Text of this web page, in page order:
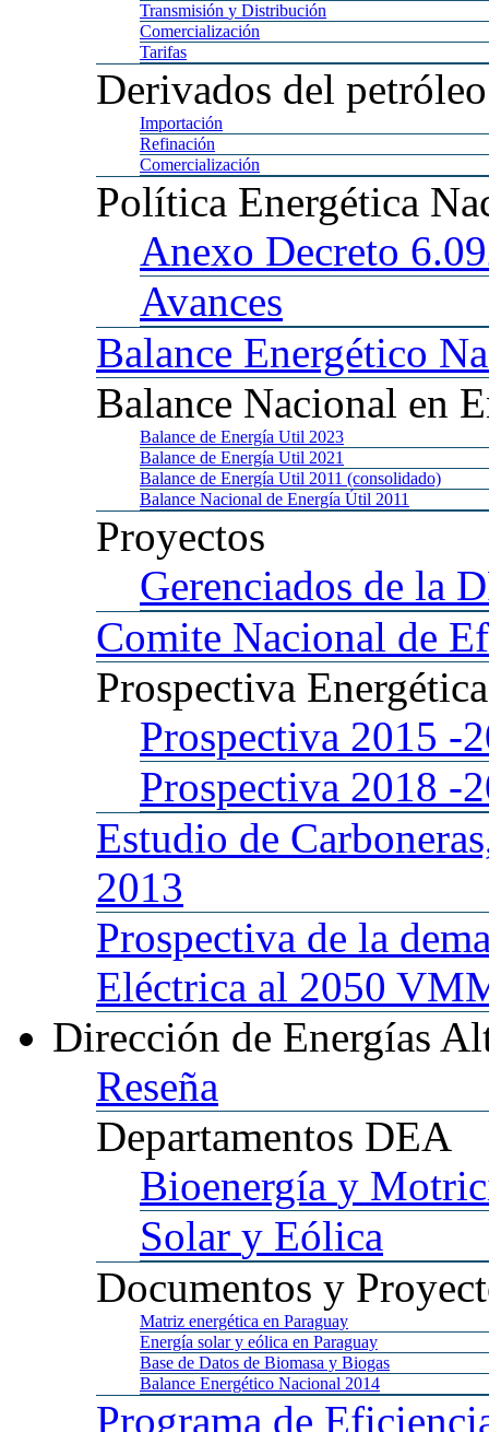
Transmisión y Distribución
Comercialización
Tarifas
Derivados del petróleo
Importación
Refinación
Comercialización
Política Energética
Anexo Decreto
Avances
Balance Energético
Balance Nacional en
Balance de Energía Util 2023
Balance de Energía Util 2021
Balance de Energía Util 2011 (consolidado)
Balance Nacional de Energía Útil 2011
Proyectos
Gerenciados de la
Comite Nacional de
Prospectiva
Prospectiva 2015 -
Prospectiva 2018 -
Estudio de
2013
Prospectiva de la
Eléctrica al 2050
Dirección de Energías
Reseña
Departamentos DEA
Bioenergía y
Solar y Eólica
Documentos y
Matriz energética en Paraguay
Energía solar y eólica en Paraguay
Base de Datos de Biomasa y Biogas
Balance Energético Nacional 2014
Programa de